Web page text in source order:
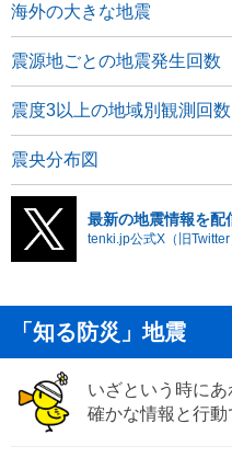
海外の大きな地震
震源地ごとの地震発生回数
震度3以上の地域別観測回数
震央分布図
最新の地震情報を配
tenki.jp公式X（旧Twitter
「知る防災」地震
いざという時に
確かな情報と行